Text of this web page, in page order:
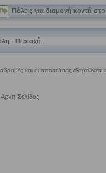
Αρχή Σελίδας